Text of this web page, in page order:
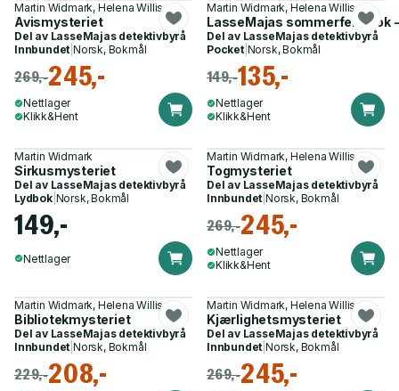
Martin Widmark, Helena Willis
Avismysteriet
Del av LasseMajas detektivbyrå
Innbundet |Norsk, Bokmål
269,-245,-
Nettlager
Klikk&Hent
Martin Widmark, Helena Willis
LasseMajas sommerferiebok
Del av LasseMajas detektivbyrå
Pocket| Norsk, Bokmål
149,-135,-
Nettlager
Klikk&Hent
Martin Widmark
Sirkusmysteriet
Del av LasseMajas detektivbyrå
Lydbok| Norsk, Bokmål
149,-
Nettlager
Martin Widmark, Helena Willis
Togmysteriet
Del av LasseMajas detektivbyrå
Innbundet |Norsk, Bokmål
269,-245,-
Nettlager
Klikk&Hent
Martin Widmark, Helena Willis
Bibliotekmysteriet
Del av LasseMajas detektivbyrå
Innbundet |Norsk, Bokmål
229,-208,-
Martin Widmark, Helena Willis
Kjærlighetsmysteriet
Del av LasseMajas detektivbyrå
Innbundet |Norsk, Bokmål
269,-245,-